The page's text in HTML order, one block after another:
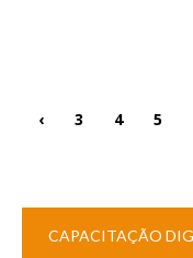
‹ 3 4 5
CAPACITAÇÃO